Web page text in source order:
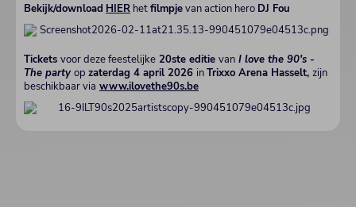
Bekijk/download HIER hetfilmpjevan action hero DJ Fou
Tickets voor deze feestelijke 20ste editie van I love the 90's -
The party op zaterdag 4 april 2026 inTrixxo Arena Hasselt, zijn
beschikbaar via www.ilovethe90s.be